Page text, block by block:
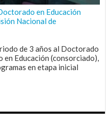
en Educación
Nacional de
de 3 años al Doctorado
Educación (consorciado),
en etapa inicial